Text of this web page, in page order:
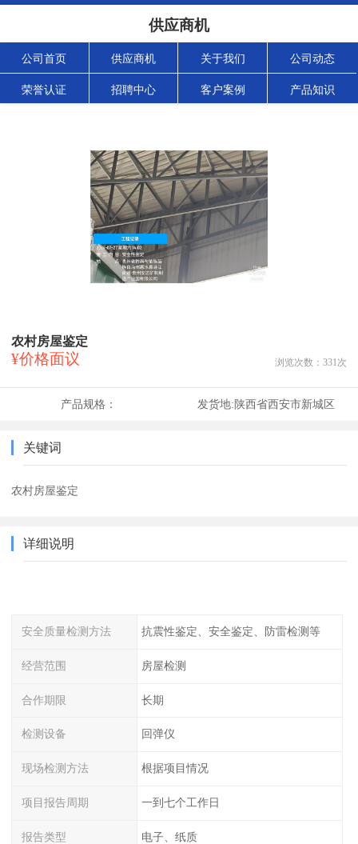
供应商机
公司首页 供应商机 关于我们 公司动态
荣誉认证 招聘中心 客户案例 产品知识
农村房屋鉴定
¥价格面议 浏览次数： 331次
产品规格： 发货地:陕西省西安市新城区
关键词
农村房屋鉴定
详细说明
安全质量检测方法 抗震性鉴定、安全鉴定、防雷检测等
经营范围 房屋检测
合作期限 长期
检测设备 回弹仪
现场检测方法 根据项目情况
项目报告周期 一到七个工作日
报告类型 电子、纸质